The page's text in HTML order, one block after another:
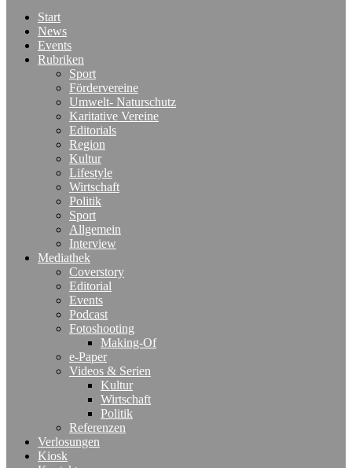
Start
News
Events
Rubriken
Sport
Fördervereine
Umwelt- Naturschutz
Karitative Vereine
Editorials
Region
Kultur
Lifestyle
Wirtschaft
Politik
Sport
Allgemein
Interview
Mediathek
Coverstory
Editorial
Events
Podcast
Fotoshooting
Making-Of
e-Paper
Videos & Serien
Kultur
Wirtschaft
Politik
Referenzen
Verlosungen
Kiosk